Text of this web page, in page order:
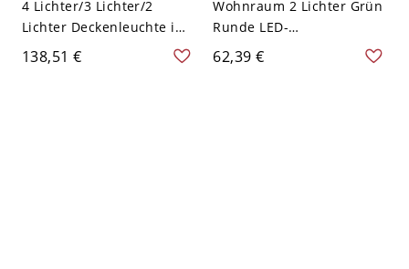
4 Lichter/3 Lichter/2
Lichter Deckenleuchte im
Tiffany-Stil - 110V-120V
30,48 cm
138,51 €
Wohnraum 2 Lichter Grün
Runde LED-
Deckenleuchte,
Flachmontage mit
62,39 €